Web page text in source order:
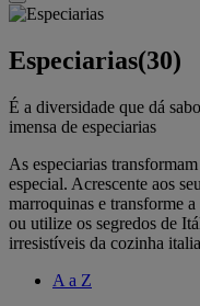
Especiarias(30)
É a diversidade que dá
imensa de especiarias
As especiarias
especial. Acrescente aos
marroquinas e transforme
ou utilize os segredos de
irresistíveis da cozinha
A a Z